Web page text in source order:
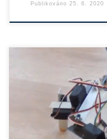
Publikováno 25. 6. 2020
The goal of work within